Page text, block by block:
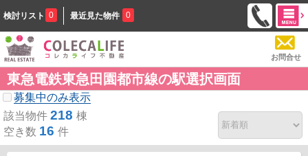
検討リスト 0 最近見た物件 0
お問合せ
東急電鉄東急田園都市線の駅選択画面
募集中のみ表示
該当物件 218 棟
空き数 16 件